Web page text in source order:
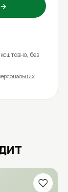
→
без